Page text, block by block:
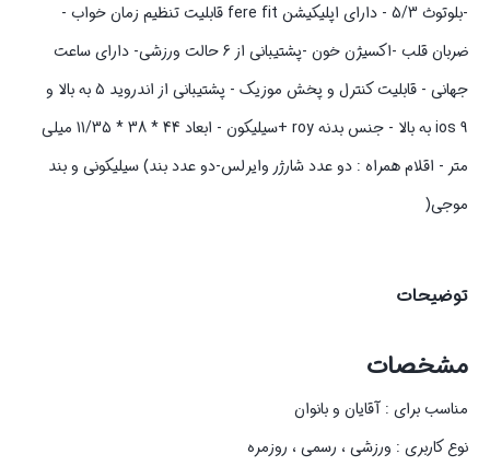
-بلوتوث 5/3 - دارای اپلیکیشن fere fit قابلیت تنظیم زمان خواب -
ضربان قلب -اکسیژن خون -پشتیبانی از 6 حالت ورزشی- دارای ساعت
جهانی - قابلیت کنترل و پخش موزیک - پشتیبانی از اندروید 5 به بالا و
ios 9 به بالا - جنس بدنه roy +سیلیکون - ابعاد 44 * 38 * 11/35 میلی
متر - اقلام همراه : دو عدد شارژر وایرلس-دو عدد بند) سیلیکونی و بند
موجی(
توضیحات
مشخصات
مناسب برای : آقایان و بانوان
نوع کاربری : ورزشی ، رسمی ، روزمره